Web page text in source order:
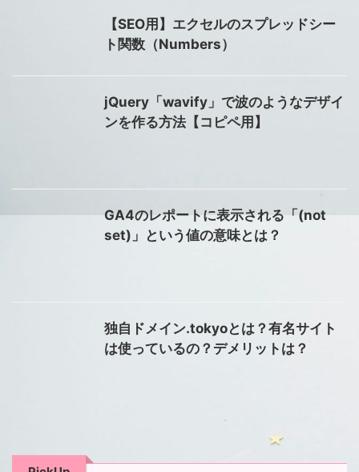
【SEO用】エクセルのスプレッドシー
ト関数（Numbers）
jQuery「wavify」で波のようなデザイ
ンを作る方法【コピペ用】
GA4のレポートに表示される「(not
set)」という値の意味とは？
独自ドメイン.tokyoとは？有名サイト
は使っているの？デメリットは？